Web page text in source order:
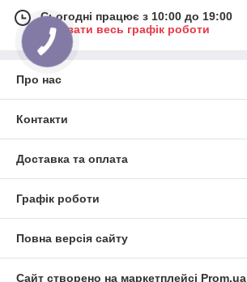
Сьогодні працює з 10:00 до 19:00
Показати весь графік роботи
Про нас
Контакти
Доставка та оплата
Графік роботи
Повна версія сайту
Сайт створено на маркетплейсі Prom.ua